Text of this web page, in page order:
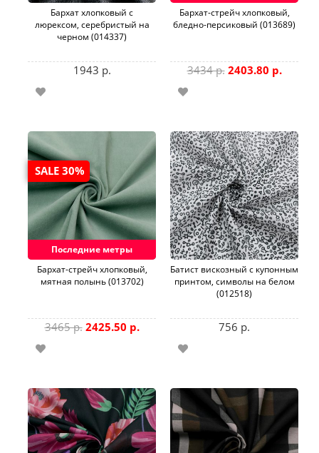
Бархат хлопковый с
люрексом, серебристый на
черном (014337)
1943 р.
Бархат-стрейч хлопковый,
бледно-персиковый (013689)
3434 р. 2403.80 р.
SALE 30%
Последние метры
Бархат-стрейч хлопковый,
мятная полынь (013702)
3465 р. 2425.50 р.
Батист вискозный с купонным
принтом, символы на белом
(012518)
756 р.